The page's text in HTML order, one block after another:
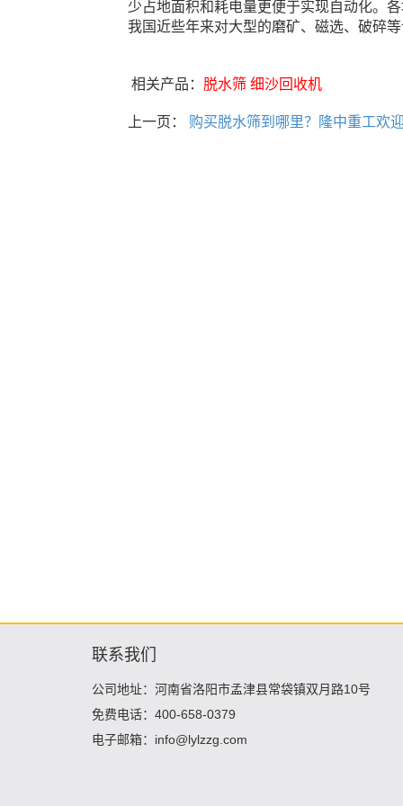
少占地面积和耗电量更便于实现自动化。
我国近些年来对大型的磨矿、磁选、破碎
相关产品： 脱水筛 细沙回收机
上一页： 购买脱水筛到哪里？隆中重工欢
联系我们
公司地址：河南省洛阳市孟津县常袋镇双月路10号
免费电话：400-658-0379
电子邮箱：info@lylzzg.com